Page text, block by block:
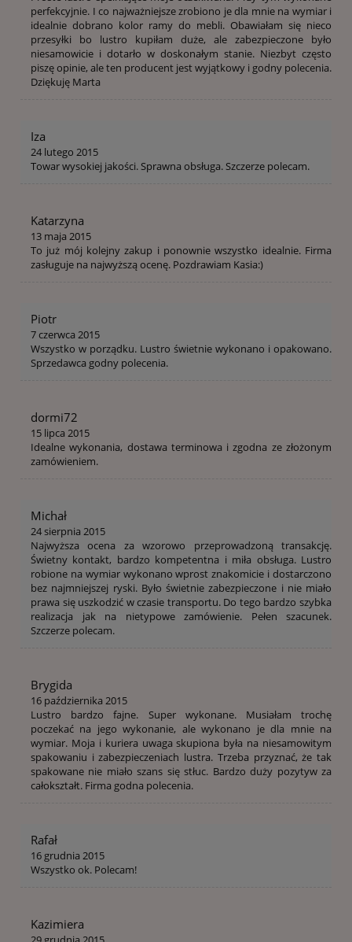
perfekcyjnie. I co najważniejsze zrobiono je dla mnie na wymiar i
idealnie dobrano kolor ramy do mebli. Obawiałam się nieco
przesyłki bo lustro kupiłam duże, ale zabezpieczone było
niesamowicie i dotarło w doskonałym stanie. Niezbyt często
piszę opinie, ale ten producent jest wyjątkowy i godny polecenia.
Dziękuję Marta
Iza
24 lutego 2015
Towar wysokiej jakości. Sprawna obsługa. Szczerze polecam.
Katarzyna
13 maja 2015
To już mój kolejny zakup i ponownie wszystko idealnie. Firma
zasługuje na najwyższą ocenę. Pozdrawiam Kasia:)
Piotr
7 czerwca 2015
Wszystko w porządku. Lustro świetnie wykonano i opakowano.
Sprzedawca godny polecenia.
dormi72
15 lipca 2015
Idealne wykonania, dostawa terminowa i zgodna ze złożonym
zamówieniem.
Michał
24 sierpnia 2015
Najwyższa ocena za wzorowo przeprowadzoną transakcję.
Świetny kontakt, bardzo kompetentna i miła obsługa. Lustro
robione na wymiar wykonano wprost znakomicie i dostarczono
bez najmniejszej ryski. Było świetnie zabezpieczone i nie miało
prawa się uszkodzić w czasie transportu. Do tego bardzo szybka
realizacja jak na nietypowe zamówienie. Pełen szacunek.
Szczerze polecam.
Brygida
16 października 2015
Lustro bardzo fajne. Super wykonane. Musiałam trochę
poczekać na jego wykonanie, ale wykonano je dla mnie na
wymiar. Moja i kuriera uwaga skupiona była na niesamowitym
spakowaniu i zabezpieczeniach lustra. Trzeba przyznać, że tak
spakowane nie miało szans się stłuc. Bardzo duży pozytyw za
całokształt. Firma godna polecenia.
Rafał
16 grudnia 2015
Wszystko ok. Polecam!
Kazimiera